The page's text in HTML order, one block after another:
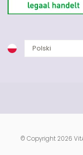
© Copyright 2026